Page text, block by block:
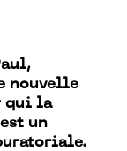
nouvelle
qui la
est un